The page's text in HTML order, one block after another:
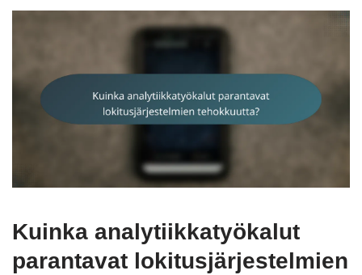
Kuinka analytiikkatyökalut
parantavat lokitusjärjestelmien